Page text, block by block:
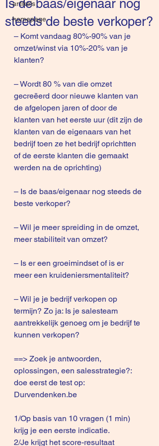
artikels
homepage
Is de baas/eigenaar nog
steeds de beste verkoper?
– Komt vandaag 80%-90% van je
omzet/winst via 10%-20% van je
klanten?
– Wordt 80 % van die omzet
gecreëerd door nieuwe klanten van
de afgelopen jaren of door de
klanten van het eerste uur (dit zijn de
klanten van de eigenaars van het
bedrijf toen ze het bedrijf oprichtten
of de eerste klanten die gemaakt
werden na de oprichting)
– Is de baas/eigenaar nog steeds de
beste verkoper?
– Wil je meer spreiding in de omzet,
meer stabiliteit van omzet?
– Is er een groeimindset of is er
meer een kruideniersmentaliteit?
– Wil je je bedrijf verkopen op
termijn? Zo ja: Is je salesteam
aantrekkelijk genoeg om je bedrijf te
kunnen verkopen?
==> Zoek je antwoorden,
oplossingen, een salesstrategie?:
doe eerst de test op:
Durvendenken.be
1/Op basis van 10 vragen (1 min)
krijg je een eerste indicatie.
2/Je krijgt het score-resultaat